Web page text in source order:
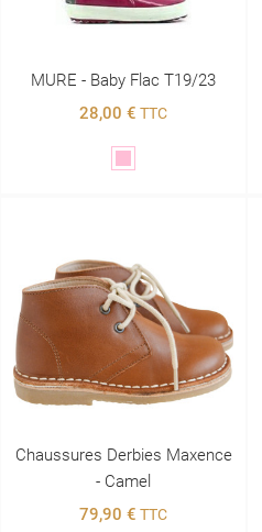
MURE - Baby Flac T19/23
28,00 € TTC
Chaussures Derbies Maxence
- Camel
79,90 € TTC